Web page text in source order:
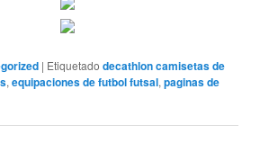
| Etiquetado decathlon camisetas de
,equipaciones de futbol futsal,paginas de